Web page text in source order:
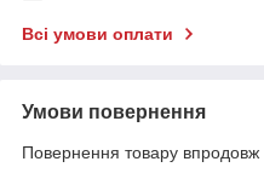
Всі умови оплати
Умови повернення
Повернення товару впродовж